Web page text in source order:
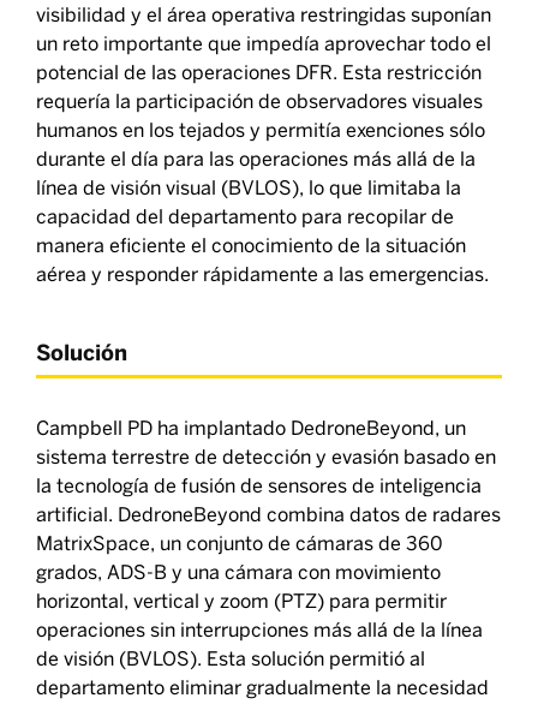
visibilidad y el área operativa restringidas suponían
un reto importante que impedía aprovechar todo el
potencial de las operaciones DFR. Esta restricción
requería la participación de observadores visuales
humanos en los tejados y permitía exenciones sólo
durante el día para las operaciones más allá de la
línea de visión visual (BVLOS), lo que limitaba la
capacidad del departamento para recopilar de
manera eficiente el conocimiento de la situación
aérea y responder rápidamente a las emergencias.
Solución
Campbell PD ha implantado DedroneBeyond, un
sistema terrestre de detección y evasión basado en
la tecnología de fusión de sensores de inteligencia
artificial. DedroneBeyond combina datos de radares
MatrixSpace, un conjunto de cámaras de 360
grados, ADS-B y una cámara con movimiento
horizontal, vertical y zoom (PTZ) para permitir
operaciones sin interrupciones más allá de la línea
de visión (BVLOS). Esta solución permitió al
departamento eliminar gradualmente la necesidad